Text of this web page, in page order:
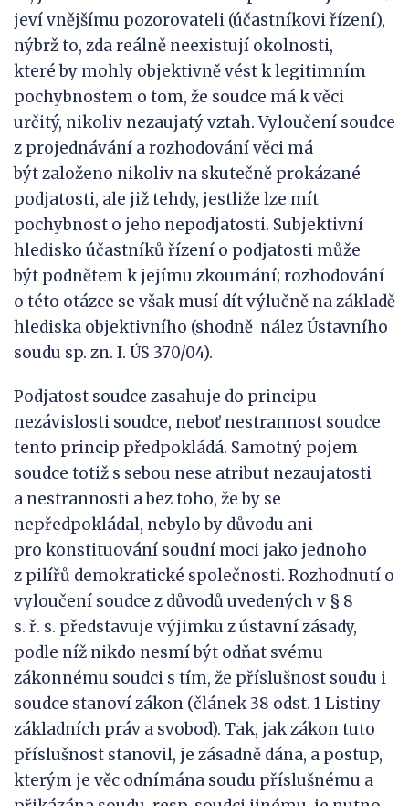
jeví vnějšímu pozorovateli (účastníkovi řízení),
nýbrž to, zda reálně neexistují okolnosti,
které by mohly objektivně vést k legitimním
pochybnostem o tom, že soudce má k věci
určitý, nikoliv nezaujatý vztah. Vyloučení soudce
z projednávání a rozhodování věci má
být založeno nikoliv na skutečně prokázané
podjatosti, ale již tehdy, jestliže lze mít
pochybnost o jeho nepodjatosti. Subjektivní
hledisko účastníků řízení o podjatosti může
být podnětem k jejímu zkoumání; rozhodování
o této otázce se však musí dít výlučně na základě
hlediska objektivního (shodně nález Ústavního
soudu sp. zn. I. ÚS 370/04).
Podjatost soudce zasahuje do principu
nezávislosti soudce, neboť nestrannost soudce
tento princip předpokládá. Samotný pojem
soudce totiž s sebou nese atribut nezaujatosti
a nestrannosti a bez toho, že by se
nepředpokládal, nebylo by důvodu ani
pro konstituování soudní moci jako jednoho
z pilířů demokratické společnosti. Rozhodnutí o
vyloučení soudce z důvodů uvedených v § 8
s. ř. s. představuje výjimku z ústavní zásady,
podle níž nikdo nesmí být odňat svému
zákonnému soudci s tím, že příslušnost soudu i
soudce stanoví zákon (článek 38 odst. 1 Listiny
základních práv a svobod). Tak, jak zákon tuto
příslušnost stanovil, je zásadně dána, a postup,
kterým je věc odnímána soudu příslušnému a